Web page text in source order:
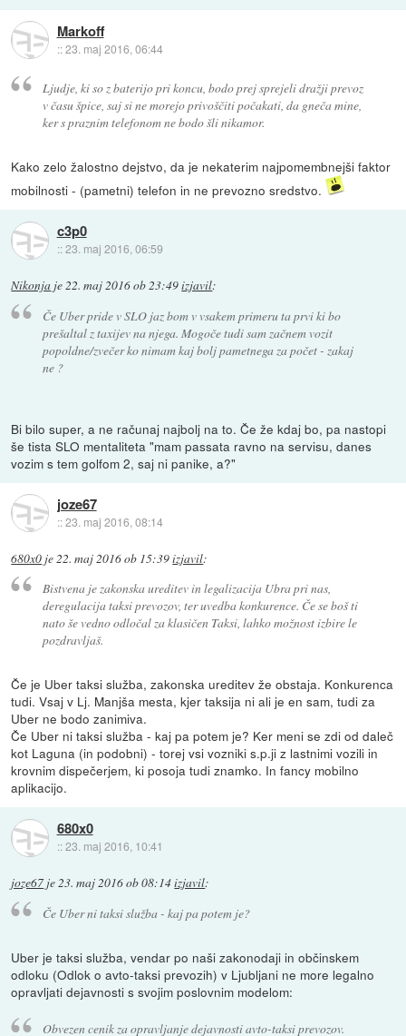
Markoff
::23. maj 2016, 06:44
Ljudje, ki so z baterijo pri koncu, bodo prej sprejeli dražji prevoz
v času špice, saj si ne morejo privoščiti počakati, da gneča mine,
ker s praznim telefonom ne bodo šli nikamor.
Kako zelo žalostno dejstvo, da je nekaterim najpomembnejši faktor
mobilnosti - (pametni) telefon in ne prevozno sredstvo.
c3p0
::23. maj 2016, 06:59
Nikonja je22. maj 2016 ob 23:49izjavil:
Če Uber pride v SLO jaz bom v vsakem primeru ta prvi ki bo
prešaltal z taxijev na njega. Mogoče tudi sam začnem vozit
popoldne/zvečer ko nimam kaj bolj pametnega za počet - zakaj
ne ?
Bi bilo super, a ne računaj najbolj na to. Če že kdaj bo, pa nastopi
še tista SLO mentaliteta "mam passata ravno na servisu, danes
vozim s tem golfom 2, saj ni panike, a?"
joze67
::23. maj 2016, 08:14
680x0 je 22. maj 2016 ob 15:39izjavil:
Bistvena je zakonska ureditev in legalizacija Ubra pri nas,
deregulacija taksi prevozov, ter uvedba konkurence. Če se boš ti
nato še vedno odločal za klasičen Taksi, lahko možnost izbire le
pozdravljaš.
Če je Uber taksi služba, zakonska ureditev že obstaja. Konkurenca
tudi. Vsaj v Lj. Manjša mesta, kjer taksija ni ali je en sam, tudi za
Uber ne bodo zanimiva.
Če Uber ni taksi služba - kaj pa potem je? Ker meni se zdi od daleč
kot Laguna (in podobni) - torej vsi vozniki s.p.ji z lastnimi vozili in
krovnim dispečerjem, ki posoja tudi znamko. In fancy mobilno
aplikacijo.
680x0
::23. maj 2016, 10:41
joze67 je23. maj 2016 ob 08:14izjavil:
Če Uber ni taksi služba - kaj pa potem je?
Uber je taksi služba, vendar po naši zakonodaji in občinskem
odloku (Odlok o avto-taksi prevozih) v Ljubljani ne more legalno
opravljati dejavnosti s svojim poslovnim modelom:
Obvezen cenik za opravljanje dejavnosti avto-taksi prevozov.